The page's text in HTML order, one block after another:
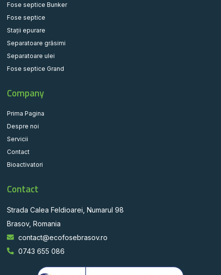
Fose septice Bunker
Fose septice
Stații epurare
Separatoare grăsimi
Separatoare ulei
Fose septice Grand
Company
Prima Pagina
Despre noi
Servicii
Contact
Bioactivatori
Contact
Strada Calea Feldioarei, Numarul 98
Brasov, Romania
contact@ecofosebrasov.ro
0743 655 086